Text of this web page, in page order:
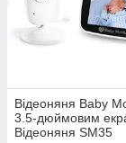
Відеоняня Baby
3.5-дюймовим
Відеоняня SM35